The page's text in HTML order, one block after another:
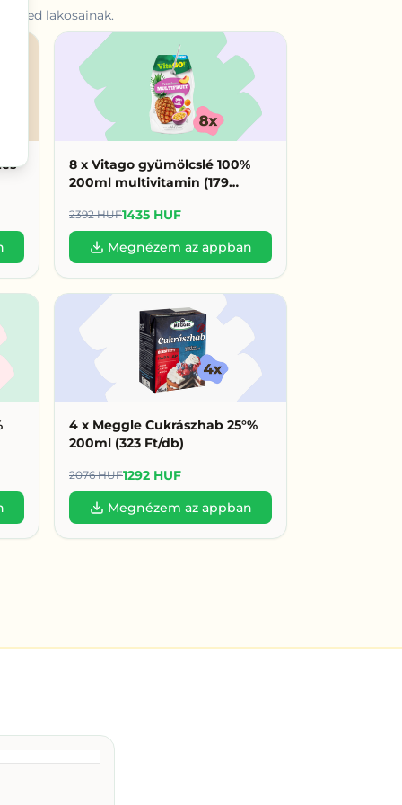
lakosainak.
8 x Vitago gyümölcslé 100%
200ml multivitamin (179
2392 HUF1435 HUF
Megnézem az appban
4 x Meggle Cukrászhab 25°%
200ml (323 Ft/db)
2076 HUF1292 HUF
Megnézem az appban